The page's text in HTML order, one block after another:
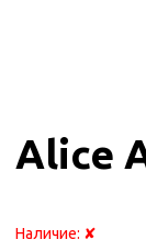
Alice
Наличие: ✘